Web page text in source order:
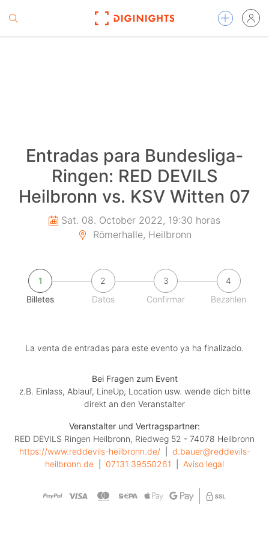
Entradas para Bundesliga-
Ringen: RED DEVILS
Heilbronn vs. KSV Witten 07
Sat. 08. October 2022, 19:30 horas
Römerhalle, Heilbronn
1
Billetes
2
Datos
3
Confirmar
4
Bezahlen
La venta de entradas para este evento ya ha finalizado.
Bei Fragen zum Event
z.B. Einlass, Ablauf, LineUp, Location usw. wende dich bitte
direkt an den Veranstalter
Veranstalter und Vertragspartner:
RED DEVILS Ringen Heilbronn, Riedweg 52 - 74078 Heilbronn
https://www.reddevils-heilbronn.de/
  |
d.bauer@reddevils-
heilbronn.de
07131 39550261 Aviso legal